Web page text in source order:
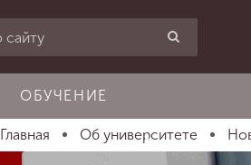
ОБУЧЕНИЕ
Главная Об университете